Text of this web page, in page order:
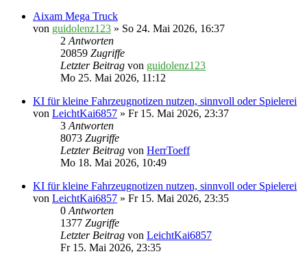
Aixam Mega Truck
von guidolenz123 » So 24. Mai 2026, 16:37
2Antworten
20859 Zugriffe
Letzter Beitrag von guidolenz123
Mo 25. Mai 2026, 11:12
KI für kleine Fahrzeugnotizen nutzen, sinnvoll oder Spielerei
von LeichtKai6857 » Fr 15. Mai 2026, 23:37
3Antworten
8073 Zugriffe
Letzter Beitrag von HerrToeff
Mo 18. Mai 2026, 10:49
KI für kleine Fahrzeugnotizen nutzen, sinnvoll oder Spielerei
von LeichtKai6857 » Fr 15. Mai 2026, 23:35
0Antworten
1377 Zugriffe
Letzter Beitrag von LeichtKai6857
Fr 15. Mai 2026, 23:35